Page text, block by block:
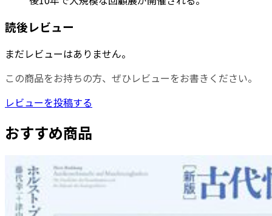
読後レビュー
まだレビューはありません。
この商品をお持ちの方、ぜひレビューをお書きください。
レビューを投稿する
おすすめ商品